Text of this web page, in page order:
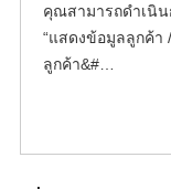
คุณสามารถดำเนิน
“แสดงข้อมูลลูกค้า
ลูกค้า&#…